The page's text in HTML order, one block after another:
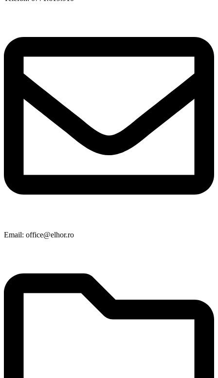
Email: office@elhor.ro